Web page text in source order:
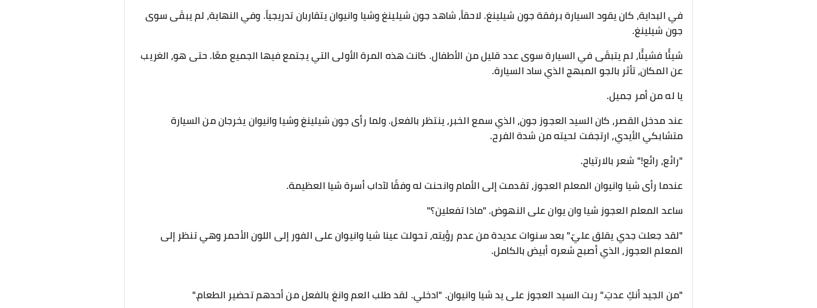
في البداية، كان يقود السيارة برفقة جون شيلينغ. لاحقاً، شاهد جون شيلينغ وشيا وانيوان يتقاربان تدريجياً. وفي النهاية، لم يبقَى سوى
جون شيلينغ.
شيئًا فشيئًا، لم يتبقَى في السيارة سوى عدد قليل من الأطفال. كانت هذه المرة الأولى التي يجتمع فيها الجميع معًا. حتى هو، الغريب
عن المكان، تأثر بالجو المبهج الذي ساد السيارة.
يا له من أمر جميل.
عند مدخل القصر، كان السيد العجوز جون، الذي سمع الخبر، ينتظر بالفعل. ولما رأى جون شيلينغ وشيا وانيوان يخرجان من السيارة
متشابكي الأيدي، ارتجفت لحيته من شدة الفرح.
"رائع، رائع!" شعر بالارتياح.
عندما رأى شيا وانيوان المعلم العجوز، تقدمت إلى الأمام وانحنت له وفقًا لآداب أسرة شيا العظيمة.
ساعد المعلم العجوز شيا وان يوان على النهوض. "ماذا تفعلين؟"
"لقد جعلت جدي يقلق عليّ." بعد سنوات عديدة من عدم رؤيته، تحولت عينا شيا وانيوان على الفور إلى اللون الأحمر وهي تنظر إلى
المعلم العجوز، الذي أصبح شعره أبيض بالكامل.
"من الجيد أنكِ عدتِ." ربت السيد العجوز على يد شيا وانيوان. "ادخلي. لقد طلب العم وانغ بالفعل من أحدهم تحضير الطعام."